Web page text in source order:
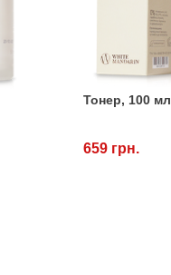
Тонер, 100 мл
659 грн.